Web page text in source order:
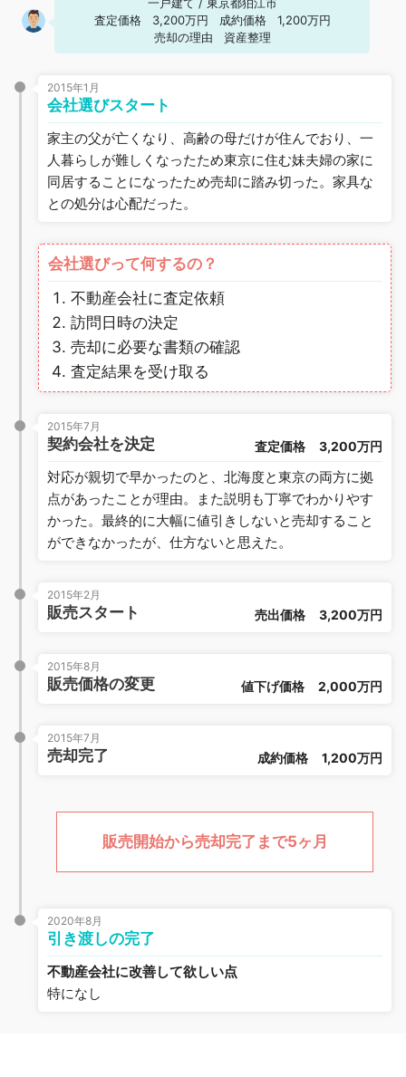
一戸建て / 東京都狛江市
査定価格
3,200万円 成約価格
1,200万円
売却の理由
資産整理
2015年1月
会社選びスタート
家主の父が亡くなり、高齢の母だけが住んでおり、一
人暮らしが難しくなったため東京に住む妹夫婦の家に
同居することになったため売却に踏み切った。家具な
との処分は心配だった。
会社選びって何するの？
不動産会社に査定依頼
訪問日時の決定
売却に必要な書類の確認
査定結果を受け取る
2015年7月
契約会社を決定 査定価格 3,200万円
対応が親切で早かったのと、北海度と東京の両方に拠
点があったことが理由。また説明も丁寧でわかりやす
かった。最終的に大幅に値引きしないと売却すること
ができなかったが、仕方ないと思えた。
2015年2月
販売スタート 売出価格 3,200万円
2015年8月
販売価格の変更 値下げ価格 2,000万円
2015年7月
売却完了 成約価格 1,200万円
販売開始から売却完了まで5ヶ月
2020年8月
引き渡しの完了
不動産会社に改善して欲しい点
特になし